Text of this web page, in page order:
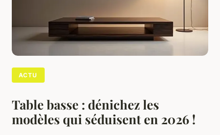
ACTU
Table basse : dénichez les
modèles qui séduisent en 2026 !